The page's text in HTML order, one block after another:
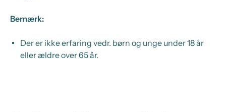
Bemærk:
Der er ikke erfaring vedr. børn og unge under 18 år
eller ældre over 65 år.